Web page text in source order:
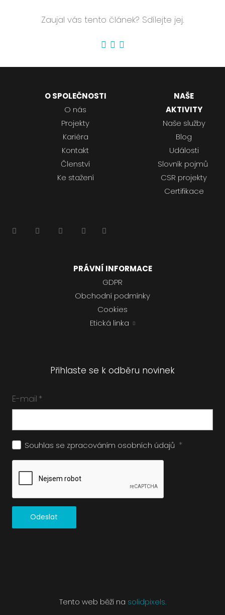
Zaujal vás tento článek? Sdílejte jej.
O SPOLEČNOSTI
O nás
Projekty
Kariéra
Kontakt
Členství
Ke stažení
NAŠE
AKTIVITY
Naše služby
Blog
Události
Slovník pojmů
CSR projekty
Certifikace
PRÁVNÍ INFORMACE
GDPR
Obchodní podmínky
Cookies
Etická linka
Přihlaste se k odběru novinek
E-mail *
Souhlas se zpracováním osobních údajů *
Odeslat
Tento web běží na solidpixels.